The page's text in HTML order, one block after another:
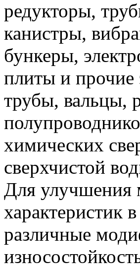
редукторы,
канистры,
бункеры,
плиты и
трубы, вальцы,
химических
сверхчистой
Для улучшения
характеристик
различные